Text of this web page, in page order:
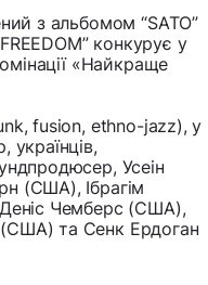
з альбомом “SATO”
конкурує у
«Найкраще
fusion, ethno-jazz), у
українців,
Усеін
(США), Ібрагім
Чемберс (США),
та Сенк Ердоган